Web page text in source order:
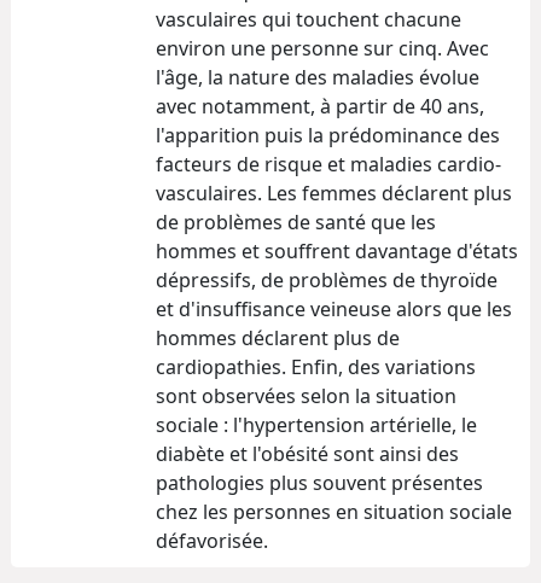
vasculaires qui touchent chacune
environ une personne sur cinq. Avec
l'âge, la nature des maladies évolue
avec notamment, à partir de 40 ans,
l'apparition puis la prédominance des
facteurs de risque et maladies cardio-
vasculaires. Les femmes déclarent plus
de problèmes de santé que les
hommes et souffrent davantage d'états
dépressifs, de problèmes de thyroïde
et d'insuffisance veineuse alors que les
hommes déclarent plus de
cardiopathies. Enfin, des variations
sont observées selon la situation
sociale : l'hypertension artérielle, le
diabète et l'obésité sont ainsi des
pathologies plus souvent présentes
chez les personnes en situation sociale
défavorisée.